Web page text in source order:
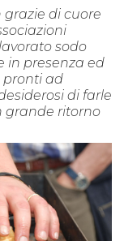
grazie di cuore
sodo
in presenza ed
pronti ad
di farle
grande ritorno